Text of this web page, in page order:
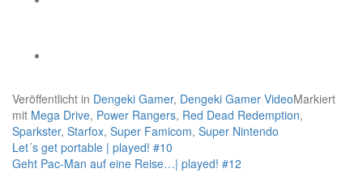
Veröffentlicht in Dengeki Gamer, Dengeki Gamer VideoMarkiert
mit Mega Drive, Power Rangers, Red Dead Redemption,
Sparkster, Starfox, Super Famicom, Super Nintendo
Beitragsnavigation
Let´s get portable | played! #10
Geht Pac-Man auf eine Reise…| played! #12